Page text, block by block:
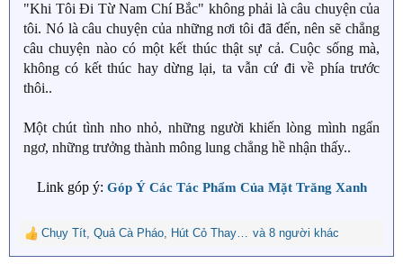
"Khi Tôi Đi Từ Nam Chí Bắc" không phải là câu chuyện của
tôi. Nó là câu chuyện của những nơi tôi đã đến, nên sẽ chẳng
câu chuyện nào có một kết thúc thật sự cả. Cuộc sống mà,
không có kết thúc hay dừng lại, ta vẫn cứ đi về phía trước
thôi..
Một chút tình nho nhỏ, những người khiến lòng mình ngẩn
ngơ, những trưởng thành mông lung chẳng hề nhận thấy..
Link góp ý: Góp Ý Các Tác Phẩm Của Mặt Trăng Xanh
R
e
Chụy Tít, Quả Cà Pháo, Hút Cỏ Thay Cơm và 8 người khác